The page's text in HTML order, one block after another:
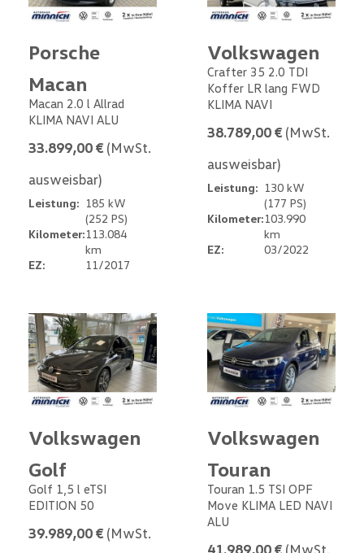
Porsche
Macan
Macan 2.0 l Allrad
KLIMA NAVI ALU
33.899,00 € (MwSt.
ausweisbar)
Leistung: 185 kW
(252 PS)
Kilometer:113.084
km
EZ:
11/2017
Volkswagen
Crafter 35 2.0 TDI
Koffer LR lang FWD
KLIMA NAVI
38.789,00 € (MwSt.
ausweisbar)
Leistung: 130 kW
(177 PS)
Kilometer:103.990
km
EZ:
03/2022
Volkswagen
Golf
Golf 1,5 l eTSI
EDITION 50
39.989,00 € (MwSt.
Volkswagen
Touran
Touran 1.5 TSI OPF
Move KLIMA LED NAVI
ALU
41.989,00 € (MwSt.